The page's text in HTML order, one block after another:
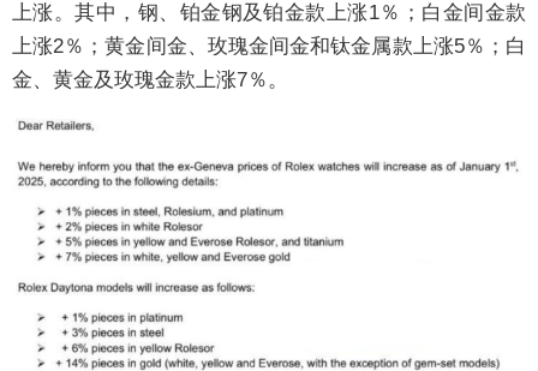
上涨。其中，钢、铂金钢及铂金款上涨1％；白金间金款
上涨2％；黄金间金、玫瑰金间金和钛金属款上涨5％；白
金、黄金及玫瑰金款上涨7％。